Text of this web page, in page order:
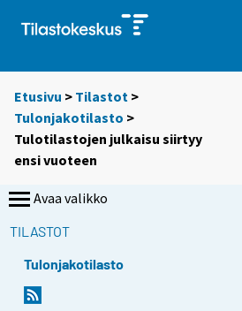
Etusivu > Tilastot >
Tulonjakotilasto >
Tulotilastojen julkaisu siirtyy
ensi vuoteen
Avaa valikko
TILASTOT
Tulonjakotilasto